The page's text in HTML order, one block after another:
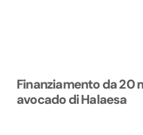
Finanziamento da 20
avocado di Halaesa